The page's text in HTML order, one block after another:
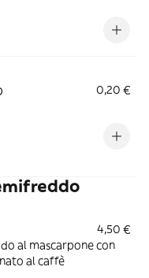
0,20 €
4,50 €
al mascarpone con
al caffè